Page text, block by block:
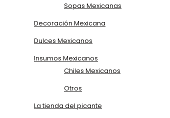
Sopas Mexicanas
Decoración Mexicana
Dulces Mexicanos
Insumos Mexicanos
Chiles Mexicanos
Otros
La tienda del picante